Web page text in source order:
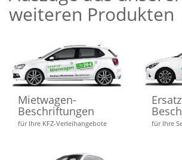
weiteren Produkten
Mietwagen-
Beschriftungen
für Ihre KFZ-Verleihangebote für Ihre